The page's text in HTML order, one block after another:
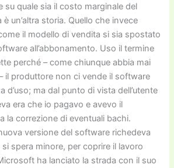
su quale sia il costo marginale del
un’altra storia. Quello che invece
il modello di vendita si sia spostato
all’abbonamento. Uso il termine
perché – come chiunque abbia mai
il produttore non ci vende il software
d’uso; ma dal punto di vista dell’utente
era che io pagavo e avevo il
la correzione di eventuali bachi.
versione del software richedeva
spera minore, per coprire il lavoro
ha lanciato la strada con il suo